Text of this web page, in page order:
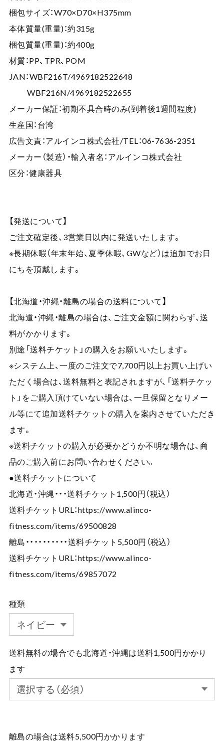
梱包サイズ：W70×D70×H375mm
本体質量(重量)：約315g
梱包質量(重量)：約400g
材質：PP、TPR、POM
JAN：WBF216T/4969182522648
WBF216N/4969182522655
メーカー保証：初期不具合時のみ(到着後1週間程度)
生産国：台湾
広告文責：アルインコ株式会社/TEL：06-7636-2351
メーカー（製造）・輸入者名：アルインコ株式会社
区分：健康器具
【発送について】
ご注文確定後、3営業日以内に発送いたします。
※長期休暇（年末年始、夏季休暇、GWなど）は追加でお日
にちを頂戴します。
【北海道・沖縄・離島の場合の送料について】
北海道・沖縄・離島の場合は、ご注文金額に関わらず、送
料がかかります。
別途「送料チケット」の購入をお願いいたします。
※システム上、一度のご注文で7,700円以上お買い上げい
ただく場合は、送料無料と表記されますが、「送料チケッ
ト」をご購入頂けていない場合は、一旦保留となりメー
ル等にて追加送料チケットの購入を案内させていただき
ます。
※送料チケットの購入が必要かどうか不明な場合は、商
品のご購入前にお問い合わせください。
●送料チケットについて
北海道・沖縄・・・送料チケット1,500円（税込）
送料チケットURL：https://www.alinco-
fitness.com/items/69500828
離島・・・・・・・・・・送料チケット5,500円（税込）
送料チケットURL：https://www.alinco-
fitness.com/items/69857072
種類
送料無料の場合でも北海道・沖縄は送料1,500円かかり
ます
離島の場合は送料5,500円かかります